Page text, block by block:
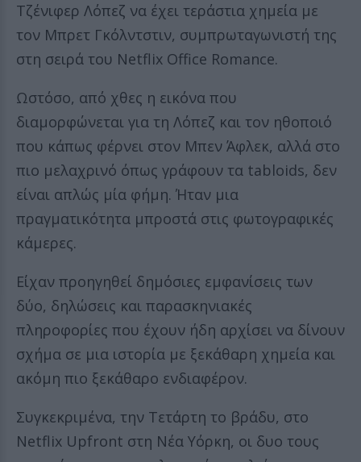
Τζένιφερ Λόπεζ να έχει τεράστια χημεία με
τον Μπρετ Γκόλντστιν, συμπρωταγωνιστή της
στη σειρά του Netflix Office Romance.
Ωστόσο, από χθες η εικόνα που
διαμορφώνεται για τη Λόπεζ και τον ηθοποιό
που κάπως φέρνει στον Μπεν Άφλεκ, αλλά στο
πιο μελαχρινό όπως γράφουν τα tabloids, δεν
είναι απλώς μία φήμη. Ήταν μια
πραγματικότητα μπροστά στις φωτογραφικές
κάμερες.
Είχαν προηγηθεί δημόσιες εμφανίσεις των
δύο, δηλώσεις και παρασκηνιακές
πληροφορίες που έχουν ήδη αρχίσει να δίνουν
σχήμα σε μια ιστορία με ξεκάθαρη χημεία και
ακόμη πιο ξεκάθαρο ενδιαφέρον.
Συγκεκριμένα, την Τετάρτη το βράδυ, στο
Netflix Upfront στη Νέα Υόρκη, οι δυο τους